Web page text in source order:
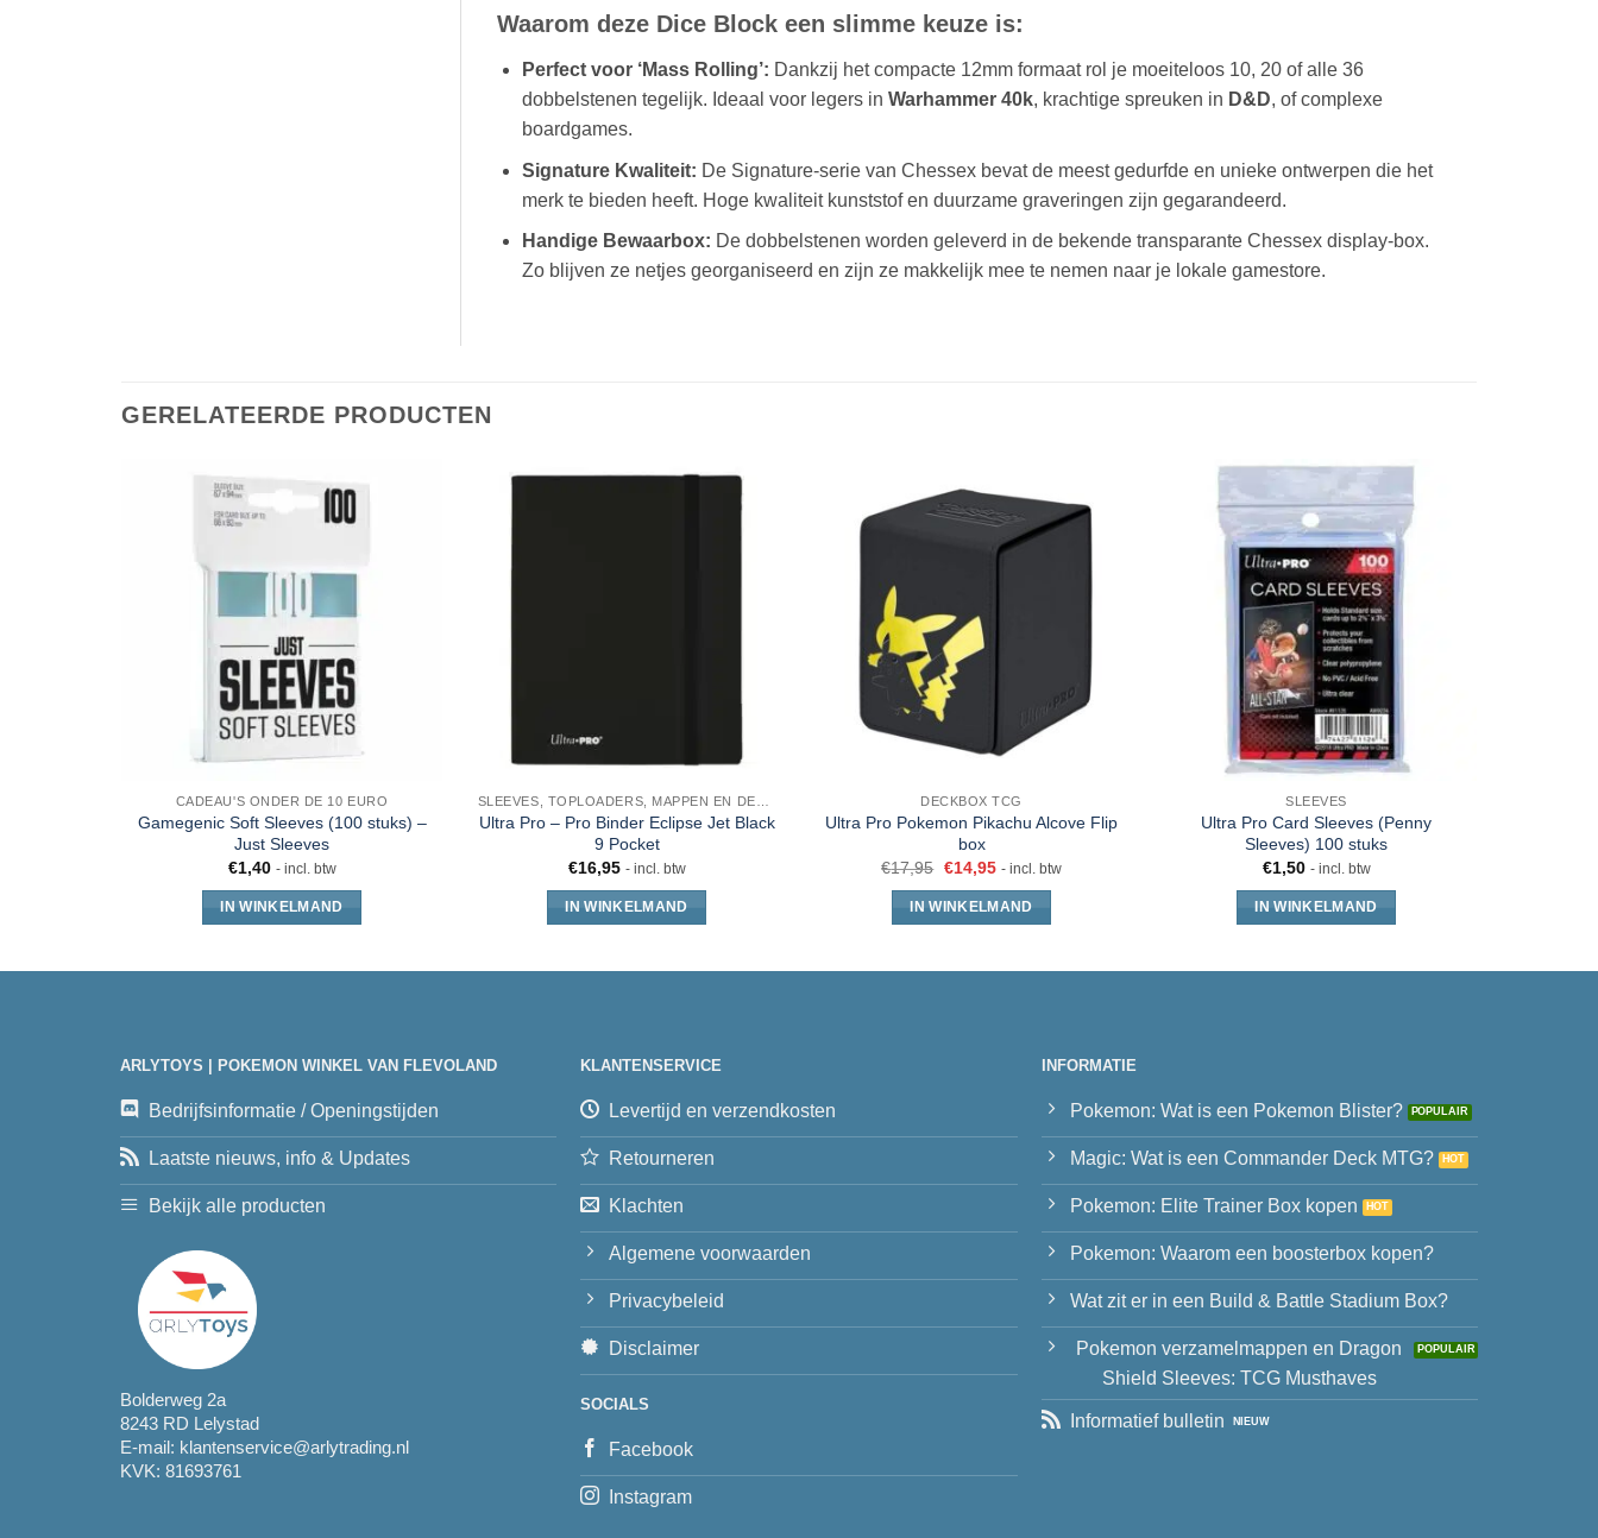
Waarom deze Dice Block een slimme keuze is:
Perfect voor ‘Mass Rolling’: Dankzij het compacte 12mm formaat rol je moeiteloos 10, 20 of alle 36
dobbelstenen tegelijk. Ideaal voor legers in Warhammer 40k, krachtige spreuken in D&D, of complexe
boardgames.
Signature Kwaliteit: De Signature-serie van Chessex bevat de meest gedurfde en unieke ontwerpen die het
merk te bieden heeft. Hoge kwaliteit kunststof en duurzame graveringen zijn gegarandeerd.
Handige Bewaarbox: De dobbelstenen worden geleverd in de bekende transparante Chessex display-box.
Zo blijven ze netjes georganiseerd en zijn ze makkelijk mee te nemen naar je lokale gamestore.
GERELATEERDE PRODUCTEN
CADEAU'S ONDER DE 10 EURO
Gamegenic Soft Sleeves (100 stuks) –
Just Sleeves
€1,40 - incl. btw
IN WINKELMAND
Ultra Pro – Pro Binder Eclipse Jet Black
9 Pocket
€16,95 - incl. btw
IN WINKELMAND
DECKBOX TCG
Ultra Pro Pokemon Pikachu Alcove Flip
box
€17,95 €14,95 - incl. btw
IN WINKELMAND
SLEEVES
Ultra Pro Card Sleeves (Penny
Sleeves) 100 stuks
€1,50 - incl. btw
IN WINKELMAND
ARLYTOYS | POKEMON WINKEL VAN FLEVOLAND
Bedrijfsinformatie / Openingstijden
Laatste nieuws, info & Updates
Bekijk alle producten
Bolderweg 2a
8243 RD Lelystad
E-mail: klantenservice@arlytrading.nl
KVK: 81693761
KLANTENSERVICE
Levertijd en verzendkosten
Retourneren
Klachten
Algemene voorwaarden
Privacybeleid
Disclaimer
SOCIALS
Facebook
Instagram
INFORMATIE
Pokemon: Wat is een Pokemon Blister?
Magic: Wat is een Commander Deck MTG?
Pokemon: Elite Trainer Box kopen
Pokemon: Waarom een boosterbox kopen?
Wat zit er in een Build & Battle Stadium Box?
Pokemon verzamelmappen en Dragon
Shield Sleeves: TCG Musthaves
Informatief bulletin